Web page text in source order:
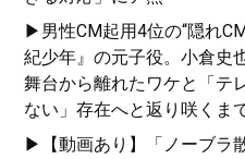
▶男性CM起用4位の“隠れ
紀少年』の元子役。小倉史
舞台から離れたワケと「テ
ない」存在へと返り咲くま
▶【動画あり】「ノーブラ